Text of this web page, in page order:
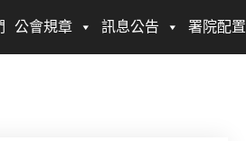
公會規章 訊息公告 署院配置